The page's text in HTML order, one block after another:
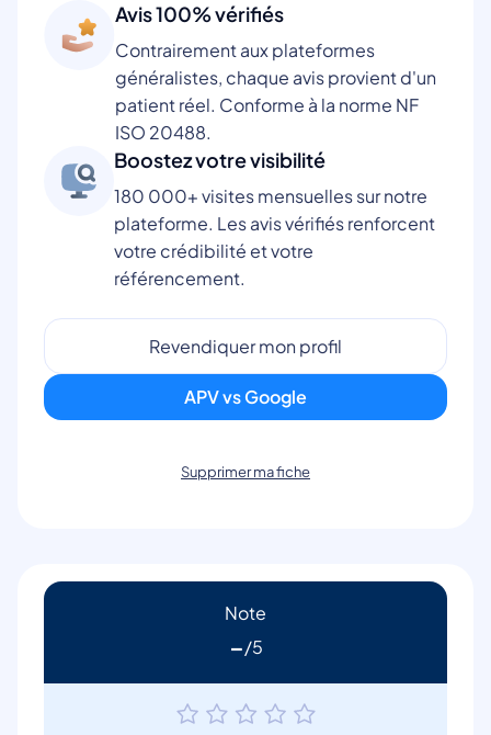
Avis 100% vérifiés
Contrairement aux plateformes
généralistes, chaque avis provient d'un
patient réel. Conforme à la norme NF
ISO 20488.
Boostez votre visibilité
180 000+ visites mensuelles sur notre
plateforme. Les avis vérifiés renforcent
votre crédibilité et votre
référencement.
Revendiquer mon profil
APV vs Google
Supprimer ma fiche
Note
-